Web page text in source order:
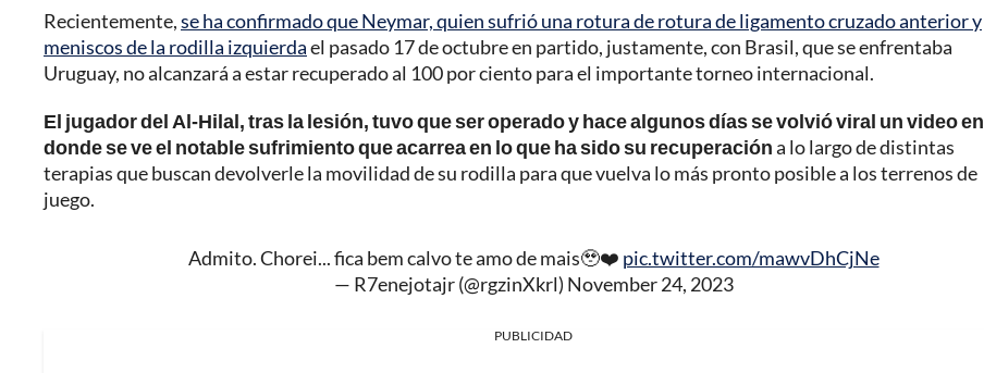
Recientemente,se ha confirmado que Neymar, quien sufrió una rotura de rotura de ligamento cruzado anterior y
meniscos de la rodilla izquierdael pasado 17 de octubre en partido, justamente, con Brasil, que se enfrentaba
Uruguay, no alcanzará a estar recuperado al 100 por ciento para el importante torneo internacional.
El jugador del Al-Hilal, tras la lesión, tuvo que ser operado y hace algunos días se volvió viral un video en
donde se ve el notable sufrimiento que acarrea en lo que ha sido su recuperacióna lo largo de distintas
terapias que buscan devolverle la movilidad de su rodilla para que vuelva lo más pronto posible a los terrenos de
juego.
Admito. Chorei... fica bem calvo te amo de mais🥹❤️ pic.twitter.com/mawvDhCjNe
— R7enejotajr (@rgzinXkrl) November 24, 2023
PUBLICIDAD